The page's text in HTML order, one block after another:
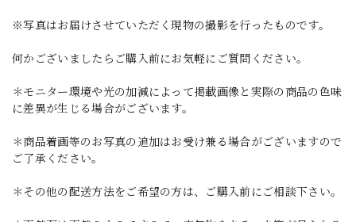
※写真はお届けさせていただく現物の撮影を行ったものです。
何かございましたらご購入前にお気軽にご質問ください。
＊モニター環境や光の加減によって掲載画像と実際の商品の色味
に差異が生じる場合がございます。
＊商品着画等のお写真の追加はお受け兼る場合がございますので
ご了承ください。
＊その他の配送方法をご希望の方は、ご購入前にご相談下さい。